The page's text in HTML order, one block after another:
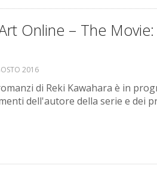
Online – The
2016
di Reki Kawahara è in
dell'autore della serie e dei